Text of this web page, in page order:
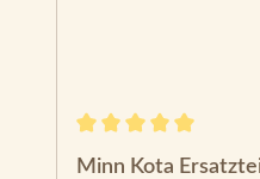
Durchschnittliche
Minn Kota